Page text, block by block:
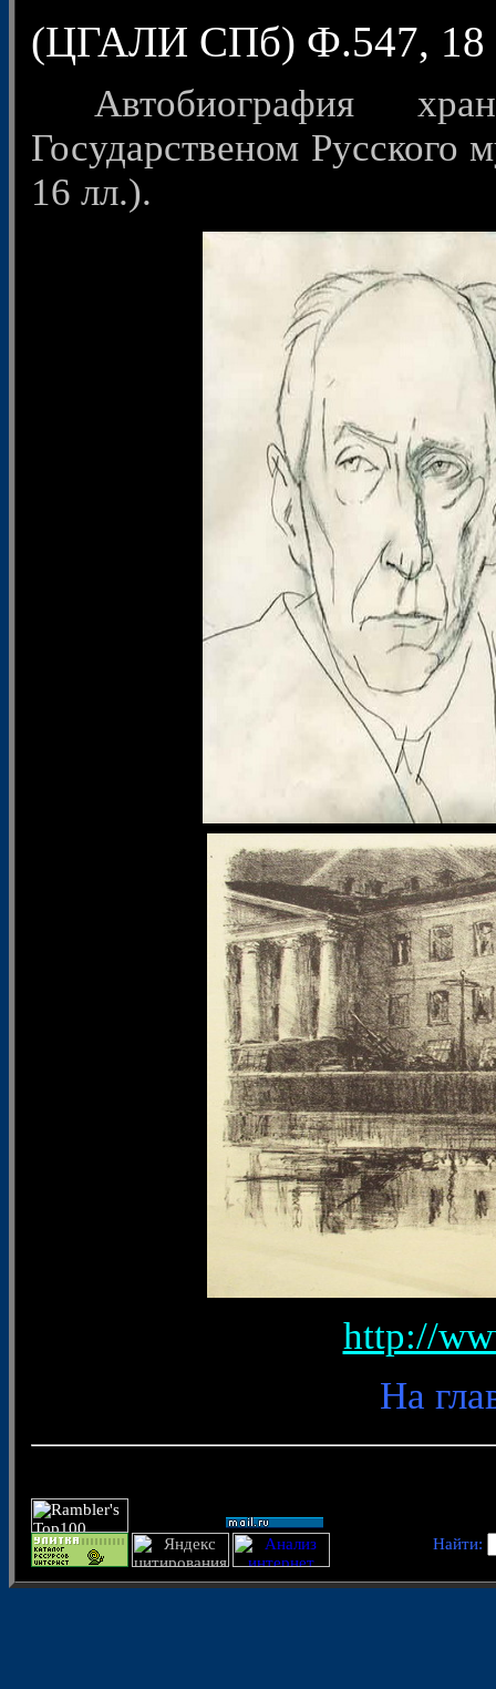
(ЦГАЛИ СПб) Ф.547, 18
Автобиография
Государственом
16 лл.).
http://
На
Найти: